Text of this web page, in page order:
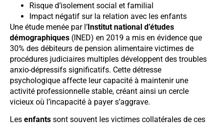
Risque d’isolement social et familial
Impact négatif sur la relation avec les enfants
Une étude menée par l’Institut national d’études
démographiques (INED) en 2019 a mis en évidence que
30% des débiteurs de pension alimentaire victimes de
procédures judiciaires multiples développent des troubles
anxio-dépressifs significatifs. Cette détresse
psychologique affecte leur capacité à maintenir une
activité professionnelle stable, créant ainsi un cercle
vicieux où l’incapacité à payer s’aggrave.
Les enfants sont souvent les victimes collatérales de ces